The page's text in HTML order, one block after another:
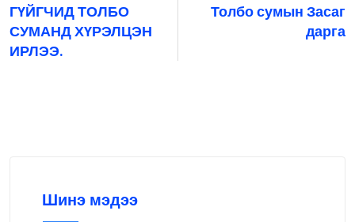
ГҮЙГЧИД ТОЛБО
СУМАНД ХҮРЭЛЦЭН
ИРЛЭЭ.
Толбо сумын Засаг
дарга
Шинэ мэдээ